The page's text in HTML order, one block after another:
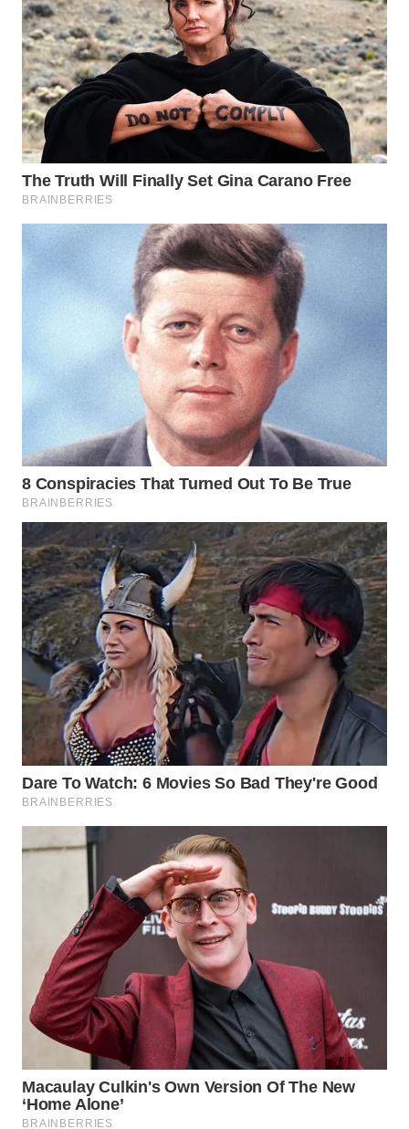
WN
DEPOK
WN
TAPANULI
WN
SAMOSIR
WN
PADANG
LAWAS
SUMEDANG
WN
KEPULAUAN
SERIBU
WN
TANGERANG
WN
BINJAI
WN
CIREBON
WN
INDRAMAYU
WN
KUNINGAN
MAJALENGKA
WN
SUBANG
WN
SUKABUMI
WN
PURWAKARTA